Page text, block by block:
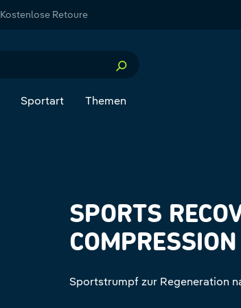
Kostenlose Retoure
Sportart Themen
SPORTS
Sportstrumpf zur Regeneration